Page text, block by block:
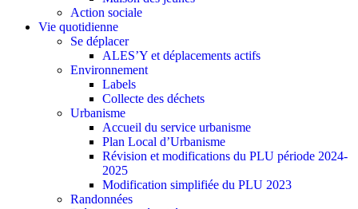
Action sociale
Vie quotidienne
Se déplacer
ALES’Y et déplacements actifs
Environnement
Labels
Collecte des déchets
Urbanisme
Accueil du service urbanisme
Plan Local d’Urbanisme
Révision et modifications du PLU période 2024-
2025
Modification simplifiée du PLU 2023
Randonnées